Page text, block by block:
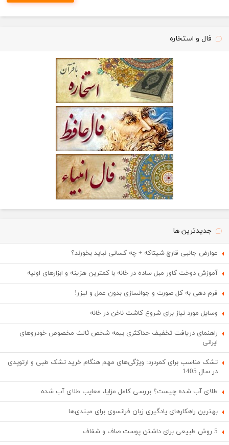
فال و استخاره
جدیدترین ها
عوارض جانبی قارچ شیتاکه + چه کسانی نباید بخورند؟
آموزش دوخت کاور مبل ساده در خانه با کمترین هزینه و ابزارهای اولیه
فرم دهی به کل صورت و جوانسازی بدون عمل و لیزر!
وسایل مورد نیاز برای شروع کاشت ناخن در خانه
راهنمای دریافت تخفیف حداکثری بیمه شخص ثالث مخصوص خودروهای
ایرانی
تشک مناسب برای کمردرد: ویژگی‌های مهم هنگام خرید تشک طبی و ارتوپدی
در سال 1405
طلای آب شده چیست؟ بررسی کامل مزایا، معایب طلای آب شده
بهترین راهکارهای یادگیری زبان فرانسوی برای مبتدی‌ها
5 روش طبیعی برای داشتن پوست صاف و شفاف